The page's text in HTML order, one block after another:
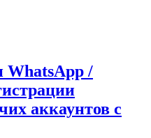
WhatsApp /
аккаунтов с